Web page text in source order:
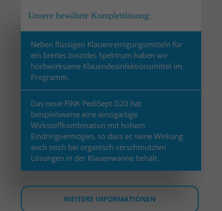
Unsere bewährte Komplettlösung:
Neben flüssigen Klauenreinigungsmitteln für
ein breites biozides Spektrum haben wir
hochwirksame Klauendesinfektionsmittel im
Programm.
Das neue FINK PediSept G20 hat
beispielsweise eine einzigartige
Wirkstoffkombination mit hohem
Eindringvermögen, so dass es seine Wirkung
auch noch bei organisch verschmutzten
Lösungen in der Klauenwanne behält.
WEITERE INFORMATIONEN